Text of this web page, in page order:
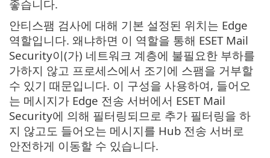
좋습니다.
안티스팸 검사에 대해 기본 설정된 위치는 Edge
역할입니다. 왜냐하면 이 역할을 통해 ESET Mail
Security이(가) 네트워크 계층에 불필요한 부하를
가하지 않고 프로세스에서 조기에 스팸을 거부할
수 있기 때문입니다. 이 구성을 사용하여, 들어오
는 메시지가 Edge 전송 서버에서 ESET Mail
Security에 의해 필터링되므로 추가 필터링을 하
지 않고도 들어오는 메시지를 Hub 전송 서버로
안전하게 이동할 수 있습니다.